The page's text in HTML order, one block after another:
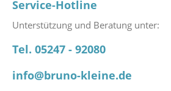
Service-Hotline
Unterstützung und Beratung unter:
Tel. 05247 - 92080
info@bruno-kleine.de